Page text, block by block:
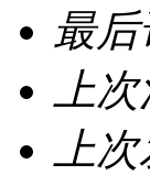
最
上
上